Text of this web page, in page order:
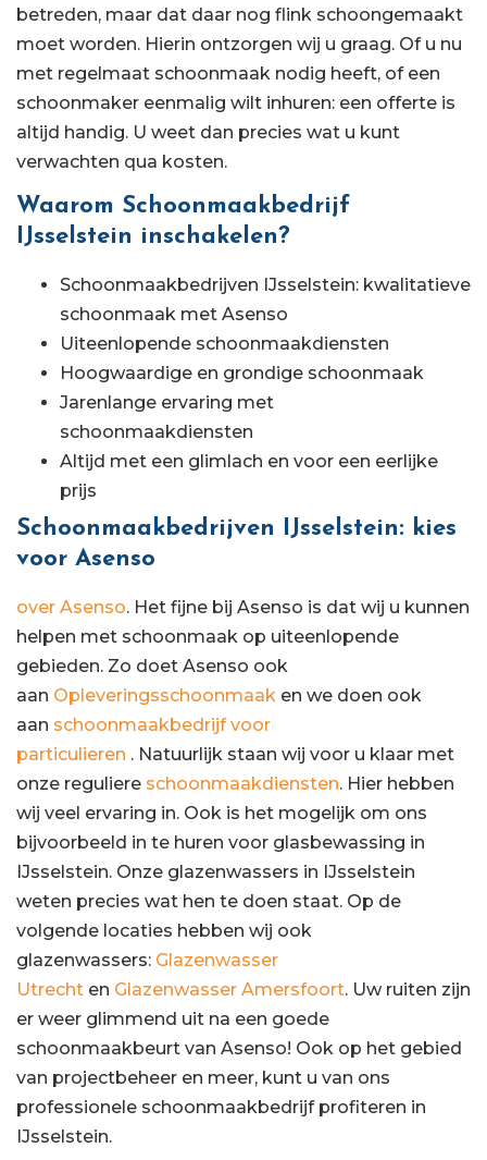
betreden, maar dat daar nog flink schoongemaakt
moet worden. Hierin ontzorgen wij u graag. Of u nu
met regelmaat schoonmaak nodig heeft, of een
schoonmaker eenmalig wilt inhuren: een offerte is
altijd handig. U weet dan precies wat u kunt
verwachten qua kosten.
Waarom Schoonmaakbedrijf
IJsselstein inschakelen?
Schoonmaakbedrijven IJsselstein: kwalitatieve
schoonmaak met Asenso
Uiteenlopende schoonmaakdiensten
Hoogwaardige en grondige schoonmaak
Jarenlange ervaring met
schoonmaakdiensten
Altijd met een glimlach en voor een eerlijke
prijs
Schoonmaakbedrijven IJsselstein: kies
voor Asenso
over Asenso. Het fijne bij Asenso is dat wij u kunnen
helpen met schoonmaak op uiteenlopende
gebieden. Zo doet Asenso ook
aan Opleveringsschoonmaak en we doen ook
aan schoonmaakbedrijf voor
particulieren . Natuurlijk staan wij voor u klaar met
onze reguliere schoonmaakdiensten. Hier hebben
wij veel ervaring in. Ook is het mogelijk om ons
bijvoorbeeld in te huren voor glasbewassing in
IJsselstein. Onze glazenwassers in IJsselstein
weten precies wat hen te doen staat. Op de
volgende locaties hebben wij ook
glazenwassers: Glazenwasser
Utrecht en Glazenwasser Amersfoort. Uw ruiten zijn
er weer glimmend uit na een goede
schoonmaakbeurt van Asenso! Ook op het gebied
van projectbeheer en meer, kunt u van ons
professionele schoonmaakbedrijf profiteren in
IJsselstein.